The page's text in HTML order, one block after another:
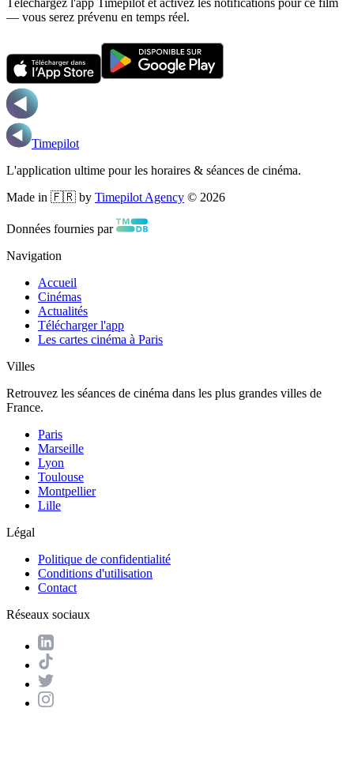
— vous serez prévenu en temps réel.
Timepilot
L'application ultime pour les horaires & séances de cinéma.
Made in 🇫🇷 by Timepilot Agency © 2026
Données fournies par
Navigation
Accueil
Cinémas
Actualités
Télécharger l'app
Les cartes cinéma à Paris
Villes
Retrouvez les séances de cinéma dans les plus grandes villes de
France.
Paris
Marseille
Lyon
Toulouse
Montpellier
Lille
Légal
Politique de confidentialité
Conditions d'utilisation
Contact
Réseaux sociaux